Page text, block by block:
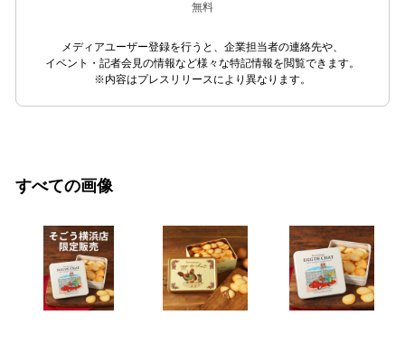
無料
メディアユーザー登録を行うと、企業担当者の連絡先や、
イベント・記者会見の情報など様々な特記情報を閲覧できます。
※内容はプレスリリースにより異なります。
すべての画像